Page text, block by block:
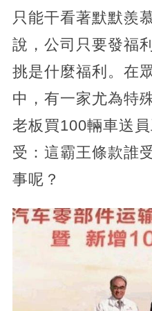
只能干看著默默羨
說，公司只要發福
挑是什麼福利。在
中，有一家尤為特
老板買100輛車送
受：這霸王條款誰
事呢？